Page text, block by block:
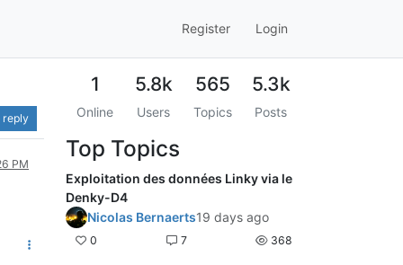
Register Login
reply
PM
1
Online
5.8k
Users
565
Topics
5.3k
Posts
Top Topics
Exploitation des données Linky via le
Denky-D4
Nicolas Bernaerts19 days ago
0 7 368